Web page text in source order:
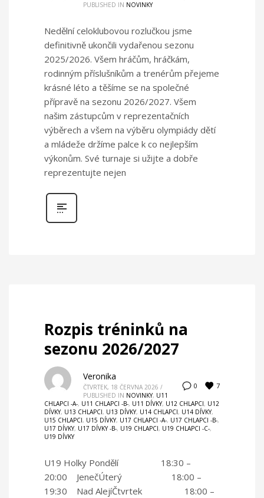
PUBLISHED IN NOVINKY
Nedělní celoklubovou rozlučkou jsme
definitivně ukončili vydařenou sezonu
2025/2026. Všem hráčům, hráčkám,
rodinným příslušníkům a trenérům přejeme
krásné léto a těšíme se na společné
přípravě na sezonu 2026/2027. Všem
našim zástupcům v reprezentačních
výběrech a všem na výběru olympiády dětí
a mládeže držíme palce k co nejlepším
výkonům. Své turnaje si užijte a dobře
reprezentujte nejen
Rozpis tréninků na
sezonu 2026/2027
0 7
Veronika
ČTVRTEK, 18 ČERVNA 2026 /
PUBLISHED IN NOVINKY, U11
CHLAPCI -A-, U11 CHLAPCI -B-, U11 DÍVKY, U12 CHLAPCI, U12
DÍVKY, U13 CHLAPCI, U13 DÍVKY, U14 CHLAPCI, U14 DÍVKY,
U15 CHLAPCI, U15 DÍVKY, U17 CHLAPCI -A-, U17 CHLAPCI -B-,
U17 DÍVKY, U17 DÍVKY -B-, U19 CHLAPCI, U19 CHLAPCI -C-,
U19 DÍVKY
U19 Holky Pondělí 18:30 –
20:00 JenečÚterý 18:00 –
19:30 Nad AlejíČtvrtek 18:00 –